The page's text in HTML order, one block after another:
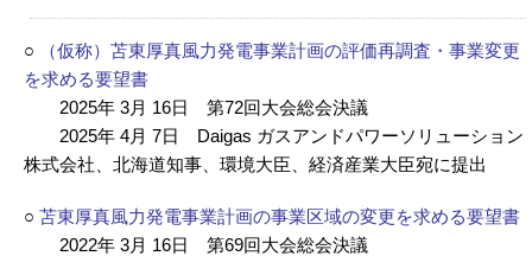
○
（仮称）苫東厚真風力発電事業計画の評価再調査・事業変更
を求める要望書
2025年 3月 16日 第72回大会総会決議
2025年 4月 7日 Daigas ガスアンドパワーソリューション
株式会社、北海道知事、環境大臣、経済産業大臣宛に提出
○ 苫東厚真風力発電事業計画の事業区域の変更を求める要望書
2022年 3月 16日 第69回大会総会決議